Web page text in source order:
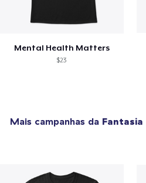
Mental Health Matters
$23
Mais campanhas da Fantasia